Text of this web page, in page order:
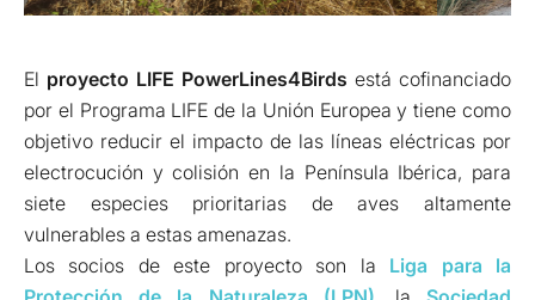
El proyecto LIFE PowerLines4Birds está cofinanciado
por el Programa LIFE de la Unión Europea y tiene como
objetivo reducir el impacto de las líneas eléctricas por
electrocución y colisión en la Península Ibérica, para
siete especies prioritarias de aves altamente
vulnerables a estas amenazas.
Los socios de este proyecto son la Liga para la